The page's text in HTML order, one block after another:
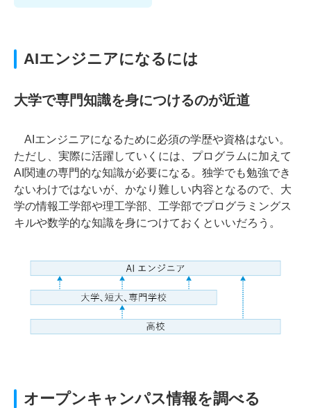
AIエンジニアになるには
大学で専門知識を身につけるのが近道
AIエンジニアになるために必須の学歴や資格はない。
ただし、実際に活躍していくには、プログラムに加えて
AI関連の専門的な知識が必要になる。独学でも勉強でき
ないわけではないが、かなり難しい内容となるので、大
学の情報工学部や理工学部、工学部でプログラミングス
キルや数学的な知識を身につけておくといいだろう。
オープンキャンパス情報を調べる